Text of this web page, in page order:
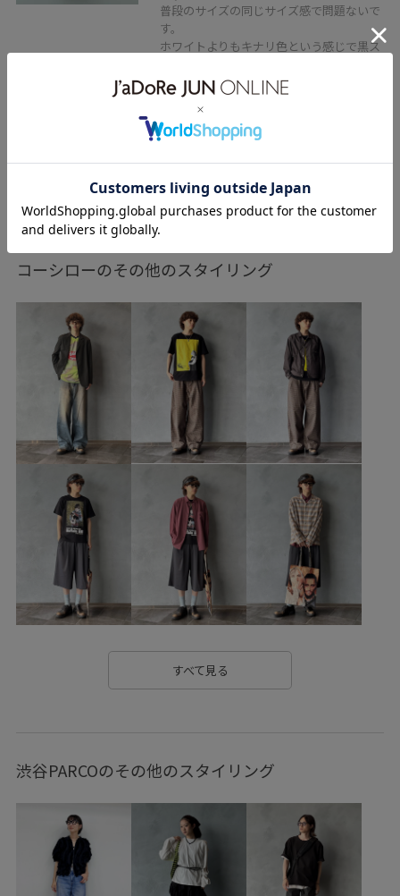
All day 11:00 - 21:00
LINEで渋谷パルコスタッフに相談は【友達だち追加】を
タップをして下さい
普段のサイズの同じサイズ感で問題ないで
す。
ホワイトよりもキナリ色という感じで黒ス
シンプルコーデ きれいめコーデ 別注アイテム
コーシローのその他のスタイリング
すべて見る
渋谷PARCOのその他のスタイリング